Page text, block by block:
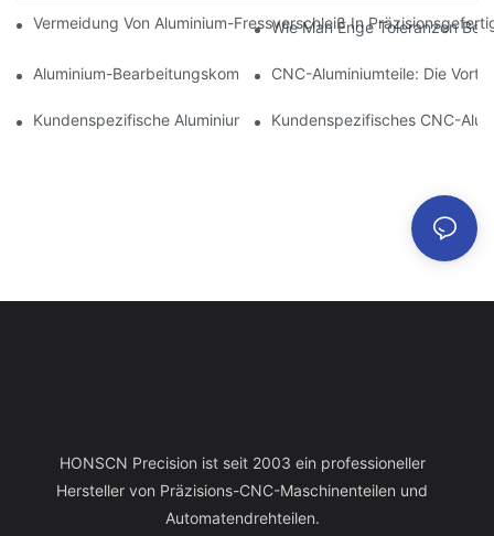
Vermeidung Von Aluminium-Fressverschleiß In
Wie Man Enge Toleranzen
Aluminium-Bearbeitungskomponenten: Anpassung Für
CNC-Aluminiumteile: Die
Kundenspezifische Aluminiumbearbeitung: Entdecken Sie Die
Kundenspezifisches CNC-
HONSCN Precision ist seit 2003 ein professioneller
Hersteller von Präzisions-CNC-Maschinenteilen und
Automatendrehteilen.